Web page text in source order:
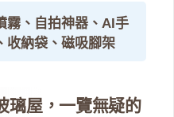
霧、自拍神器、AI手
收納袋、磁吸腳架
璃屋，一覽無疑的